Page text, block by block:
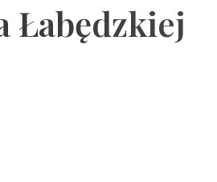
Łabędzkiej